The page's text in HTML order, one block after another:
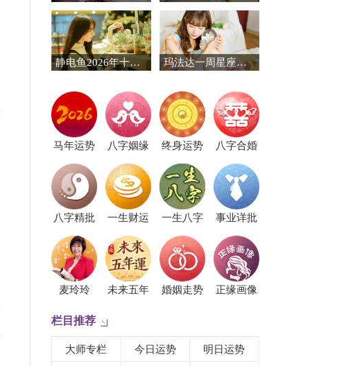
静电鱼2026年十二星座运势 玛法达一周星座运势（8.6-8.12）
马年运势 八字姻缘 终身运势 八字合婚
八字精批 一生财运 一生八字 事业详批
麦玲玲 未来五年 婚姻走势 正缘画像
栏目推荐
大师专栏 今日运势 明日运势